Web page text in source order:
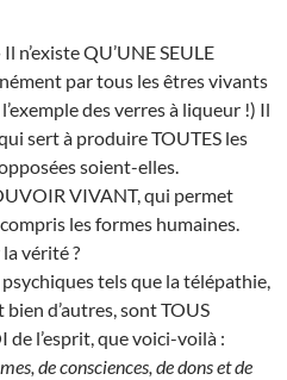
Il n’existe QU’UNE SEULE
par tous les êtres vivants
des verres à liqueur !) Il
sert à produire TOUTES les
soient-elles.
VIVANT, qui permet
les formes humaines.
vérité ?
tels que la télépathie,
bien d’autres, sont TOUS
de l’esprit, que voici-voilà :
de consciences, de dons et de